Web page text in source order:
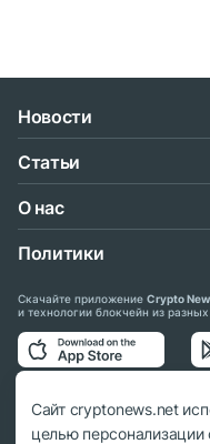
Новости
Статьи
О нас
Политики
Скачайте приложение Crypto
и технологии блокчейн из
Подписывайтесь на нас в
Сайт cryptonews.net
целью